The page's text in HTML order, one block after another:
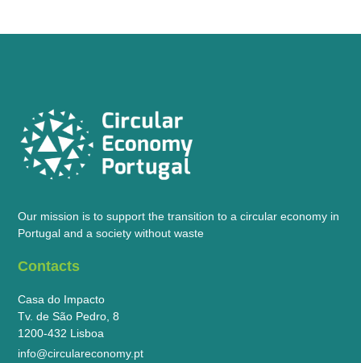
Our mission is to support the transition to a circular economy in
Portugal and a society without waste
Contacts
Casa do Impacto
Tv. de São Pedro, 8
1200-432 Lisboa
info@circulareconomy.pt